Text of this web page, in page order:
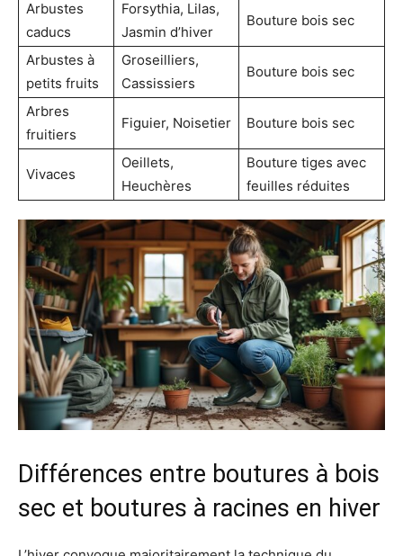
Arbustes
caducs
Forsythia, Lilas,
Jasmin d’hiver
Bouture bois sec
Arbustes à
petits fruits
Groseilliers,
Cassissiers
Bouture bois sec
Arbres
fruitiers
Figuier, Noisetier Bouture bois sec
Vivaces
Oeillets,
Heuchères
Bouture tiges avec
feuilles réduites
Différences entre boutures à bois
sec et boutures à racines en hiver